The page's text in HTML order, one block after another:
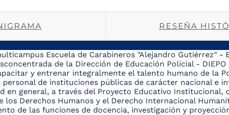
RESEÑA
Escuela de Carabineros "Alejandro Gutiérrez" -
de la Dirección de Educación Policial -
y entrenar integralmente el talento humano de la
personal de instituciones públicas de carácter nacional e
en general, a través del Proyecto Educativo Institucional,
los Derechos Humanos y el Derecho Internacional
de las funciones de docencia, investigación y